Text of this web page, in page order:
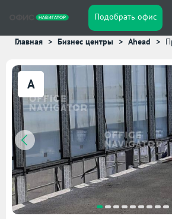
Подобрать офис
Главная Бизнес центры Ahead
A